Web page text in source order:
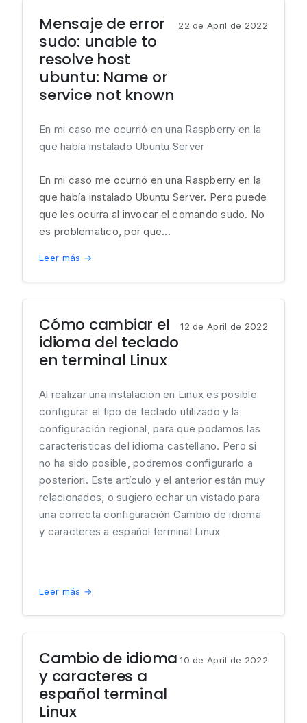
Mensaje de error
sudo: unable to
resolve host
ubuntu: Name or
service not known
22 de April de 2022
En mi caso me ocurrió en una Raspberry en la
que había instalado Ubuntu Server
En mi caso me ocurrió en una Raspberry en la
que había instalado Ubuntu Server. Pero puede
que les ocurra al invocar el comando sudo. No
es problematico, por que...
Leer más →
Cómo cambiar el
idioma del teclado
en terminal Linux
12 de April de 2022
Al realizar una instalación en Linux es posible
configurar el tipo de teclado utilizado y la
configuración regional, para que podamos las
características del idioma castellano. Pero si
no ha sido posible, podremos configurarlo a
posteriori. Este artículo y el anterior están muy
relacionados, o sugiero echar un vistado para
una correcta configuración Cambio de idioma
y caracteres a español terminal Linux
Leer más →
Cambio de idioma
y caracteres a
español terminal
Linux
10 de April de 2022